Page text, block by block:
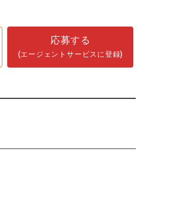
応募する
(エージェントサービスに登録)